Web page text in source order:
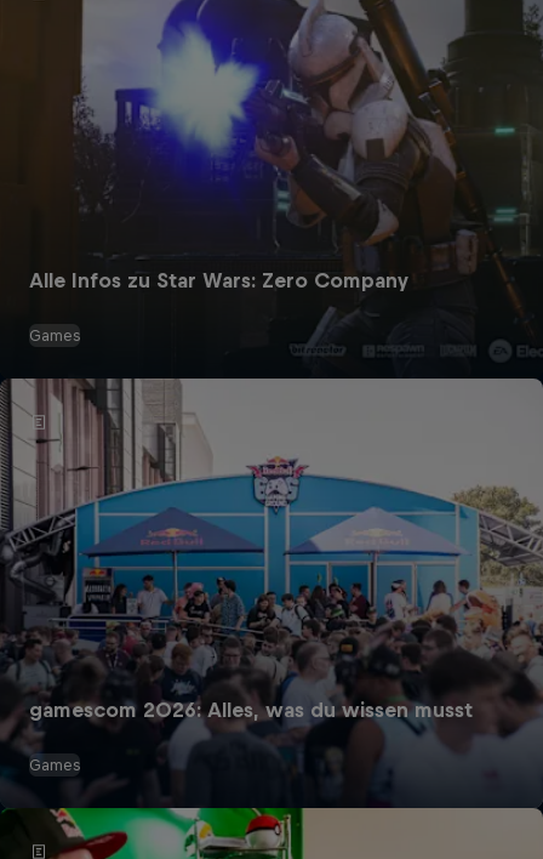
Alle Infos zu Star Wars: Zero Company
Games
gamescom 2026: Alles, was du wissen musst
Games